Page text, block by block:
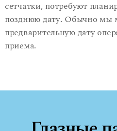
сетчатки, потребуют
позднюю дату. Обычно мы
предварительную дату
приема.